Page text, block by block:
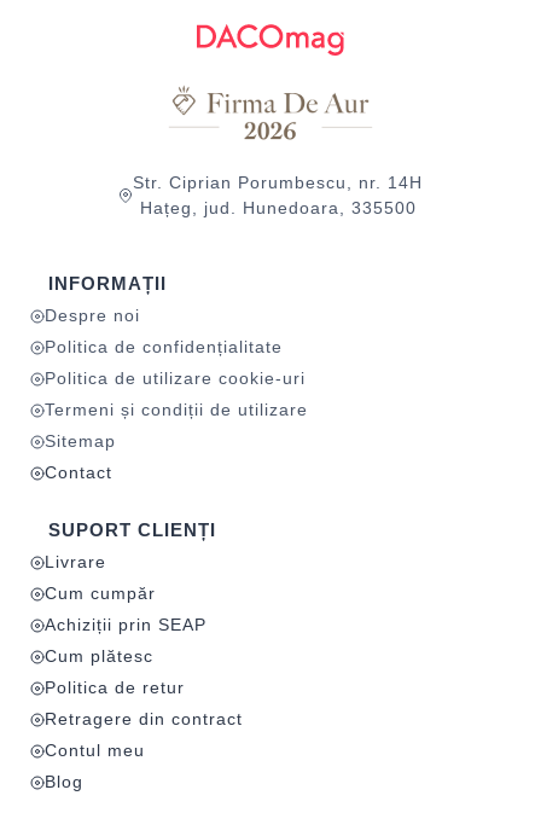
Str. Ciprian Porumbescu, nr. 14H
Hațeg, jud. Hunedoara, 335500
INFORMAȚII
Despre noi
Politica de confidențialitate
Politica de utilizare cookie-uri
Termeni și condiții de utilizare
Sitemap
Contact
SUPORT CLIENȚI
Livrare
Cum cumpăr
Achiziții prin SEAP
Cum plătesc
Politica de retur
Retragere din contract
Contul meu
Blog